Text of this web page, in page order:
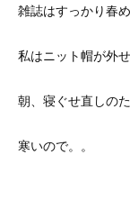
雑誌はすっかり春
私はニット帽が外せ
朝、寝ぐせ直しの
寒いので。。